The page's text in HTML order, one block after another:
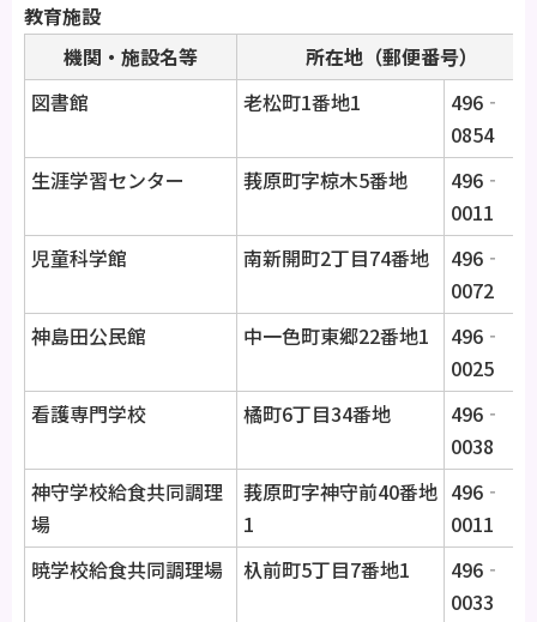
教育施設
機関・施設名等
所在地（郵便番号）
図書館
老松町1番地1
496‐
0854
生涯学習センター
莪原町字椋木5番地
496‐
0011
児童科学館
南新開町2丁目74番地
496‐
0072
神島田公民館
中一色町東郷22番地1
496‐
0025
看護専門学校
橘町6丁目34番地
496‐
0038
神守学校給食共同調理
場
莪原町字神守前40番地
1
496‐
0011
暁学校給食共同調理場
杁前町5丁目7番地1
496‐
0033